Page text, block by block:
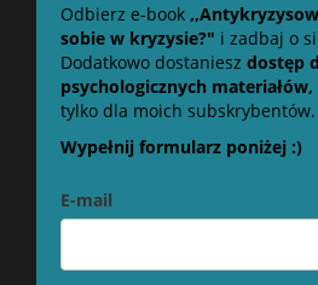
Odbierz e-book
sobie w kryzysie?" i zadbaj o
Dodatkowo dostaniesz dostęp
psychologicznych materiałów,
tylko dla moich subskrybentów.
Wypełnij formularz poniżej :)
E-mail